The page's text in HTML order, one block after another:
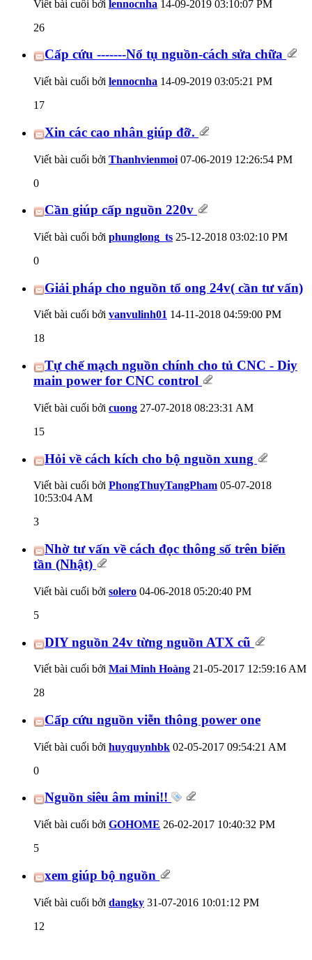
Viết bài cuối bởi lennocnha 14-09-2019 03:10:07 PM
26
Cấp cứu -------Nổ tụ nguồn-cách sửa chữa
Viết bài cuối bởi lennocnha 14-09-2019 03:05:21 PM
17
Xin các cao nhân giúp đỡ.
Viết bài cuối bởi Thanhvienmoi 07-06-2019 12:26:54 PM
0
Cần giúp cấp nguồn 220v
Viết bài cuối bởi phunglong_ts 25-12-2018 03:02:10 PM
0
Giải pháp cho nguồn tổ ong 24v( cần tư vấn)
Viết bài cuối bởi vanvulinh01 14-11-2018 04:59:00 PM
18
Tự chế mạch nguồn chính cho tủ CNC - Diy
main power for CNC control
Viết bài cuối bởi cuong 27-07-2018 08:23:31 AM
15
Hỏi về cách kích cho bộ nguồn xung
Viết bài cuối bởi PhongThuyTangPham 05-07-2018
10:53:04 AM
3
Nhờ tư vấn về cách đọc thông số trên biến
tần (Nhật)
Viết bài cuối bởi solero 04-06-2018 05:20:40 PM
5
DIY nguồn 24v từng nguồn ATX cũ
Viết bài cuối bởi Mai Minh Hoàng 21-05-2017 12:59:16 AM
28
Cấp cứu nguồn viễn thông power one
Viết bài cuối bởi huyquynhbk 02-05-2017 09:54:21 AM
0
Nguồn siêu âm mini!!
Viết bài cuối bởi GOHOME 26-02-2017 10:40:32 PM
5
xem giúp bộ nguồn
Viết bài cuối bởi dangky 31-07-2016 10:01:12 PM
12